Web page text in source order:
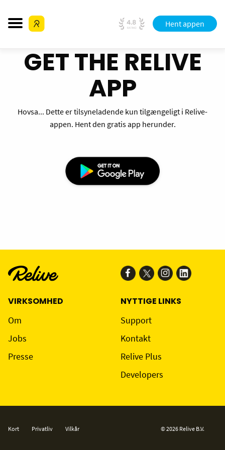
Hent appen
GET THE RELIVE
APP
Hovsa... Dette er tilsyneladende kun tilgængeligt i Relive-
appen. Hent den gratis app herunder.
VIRKSOMHED
Om
Jobs
Presse
NYTTIGE LINKS
Support
Kontakt
Relive Plus
Developers
Kort Privatliv Vilkår © 2026 Relive B.V.